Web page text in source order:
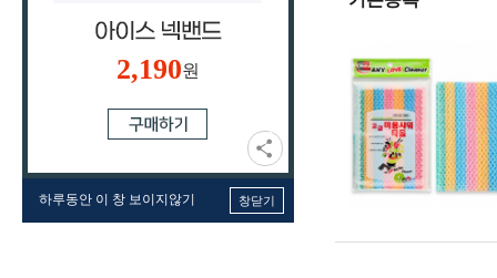
2,190원
하루동안 이 창 보이지않기 창닫기